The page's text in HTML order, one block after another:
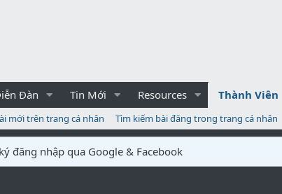
Đàn Tin Mới Resources Thành Viên
mới trên trang cá nhân Tìm kiếm bài đăng trong trang cá nhân
đăng nhập qua Google & Facebook